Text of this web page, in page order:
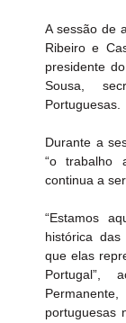
A sessão de
Ribeiro e
presidente
Sousa,
Portuguesas.
Durante a
“o trabalho
continua a
“Estamos
histórica
que elas
Portugal”,
portuguesas